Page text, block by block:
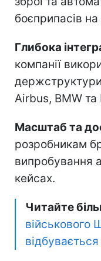
Головні
Відсутність
керівництво
немає
зброї та
боєприпасів
Глибока
компанії
Airbus, BMW та